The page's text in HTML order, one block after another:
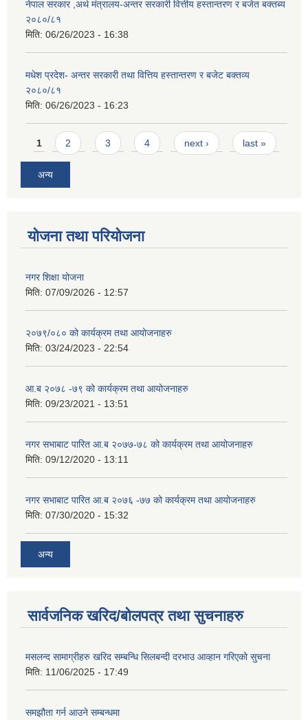
नेपाल सरकार ,अर्थ मंत्रालय-अन्तर सरकारी वित्तीय हस्तान्तरण र बजेत बक्तब्य
२०८०/८१
मिति: 06/26/2023 - 16:38
मधेश प्रदेश- अन्तर सरकारी तथा वित्तिय हस्तान्तरण र बजेट बक्तव्य
२०८०/८१
मिति: 06/26/2023 - 16:23
Pages
1 2 3 4 next › last »
अन्य
योजना तथा परियोजना
नगर शिक्षा योजना
मिति: 07/09/2026 - 12:57
२०७९/०८० को कार्यक्रम तथा आयोजनाहरु
मिति: 03/24/2023 - 22:54
आ.ब २०७८ -७९ को कार्यक्रम तथा आयोजनाहरु
मिति: 09/23/2021 - 13:51
नगर सभाबाट पारित आ.ब २०७७-७८ को कार्यक्रम तथा आयोजनाहरु
मिति: 09/12/2020 - 13:11
नगर सभाबाट पारित आ.ब २०७६ -७७ को कार्यक्रम तथा आयोजनाहरु
मिति: 07/30/2020 - 15:32
अन्य
सार्वजनिक खरिद/बोलपत्र तथा सुचनाहरु
मसलन्द सामाग्रीहरु खरिद सम्बन्धि सिलबन्दी दरभाउ आव्हान गरिएको सुचना
मिति: 11/06/2025 - 17:49
समझौता गर्न आउने सम्बन्धमा